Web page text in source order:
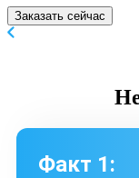
Заказать сейчас
Факт 1: